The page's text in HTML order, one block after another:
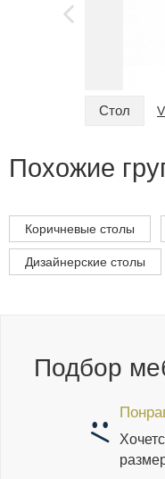
Стол
Похожие
Коричневые столы
Дизайнерские столы
Подбор